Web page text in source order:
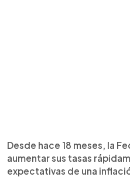
Desde hace 18 meses, la
aumentar sus tasas
expectativas de una